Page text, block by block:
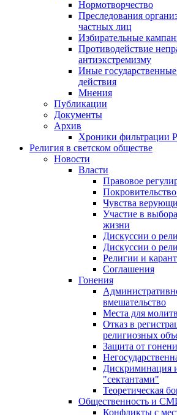
Нормотворчество
Преследования
частных лиц
Избирательные
Противодействие
антиэкстремизму
Иные
действия
Мнения
Публикации
Документы
Архив
Хроники фильтрации
Религия в светском обществе
Новости
Власти
Правовое
Чувства
Участие в
жизни
Дискуссии о
Дискуссии о
Религии и
Соглашения
Гонения
вмешательство
Места для
Отказ в
религиозных
Защита от
Дискриминация
"сектантами"
Теоретическая
Общественность и
Конфликты с